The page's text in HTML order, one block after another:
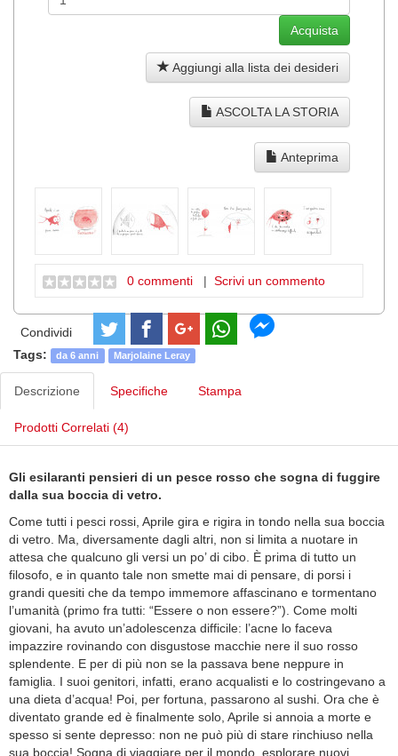
Aggiungi alla lista dei desideri
ASCOLTA LA STORIA
Anteprima
0 commenti | Scrivi un commento
Condividi
Tags:
da 6 anni Marjolaine Leray
Descrizione Specifiche Stampa
Prodotti Correlati (4)
Gli esilaranti pensieri di un pesce rosso che sogna di fuggire
dalla sua boccia di vetro.
Come tutti i pesci rossi, Aprile gira e rigira in tondo nella sua boccia
di vetro. Ma, diversamente dagli altri, non si limita a nuotare in
attesa che qualcuno gli versi un po’ di cibo. È prima di tutto un
filosofo, e in quanto tale non smette mai di pensare, di porsi i
grandi quesiti che da tempo immemore affascinano e tormentano
l’umanità (primo fra tutti: “Essere o non essere?”). Come molti
giovani, ha avuto un’adolescenza difficile: l’acne lo faceva
impazzire rovinando con disgustose macchie nere il suo rosso
splendente. E per di più non se la passava bene neppure in
famiglia. I suoi genitori, infatti, erano acqualisti e lo costringevano a
una dieta d’acqua! Poi, per fortuna, passarono al sushi. Ora che è
diventato grande ed è finalmente solo, Aprile si annoia a morte e
spesso si sente depresso: non ne può più di stare rinchiuso nella
sua boccia! Sogna di viaggiare per il mondo, esplorare nuovi